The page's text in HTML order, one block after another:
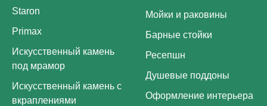
Staron
Primax
Искусственный камень
под мрамор
Искусственный камень с
вкраплениями
Мойки и раковины
Барные стойки
Ресепшн
Душевые поддоны
Оформление интерьера